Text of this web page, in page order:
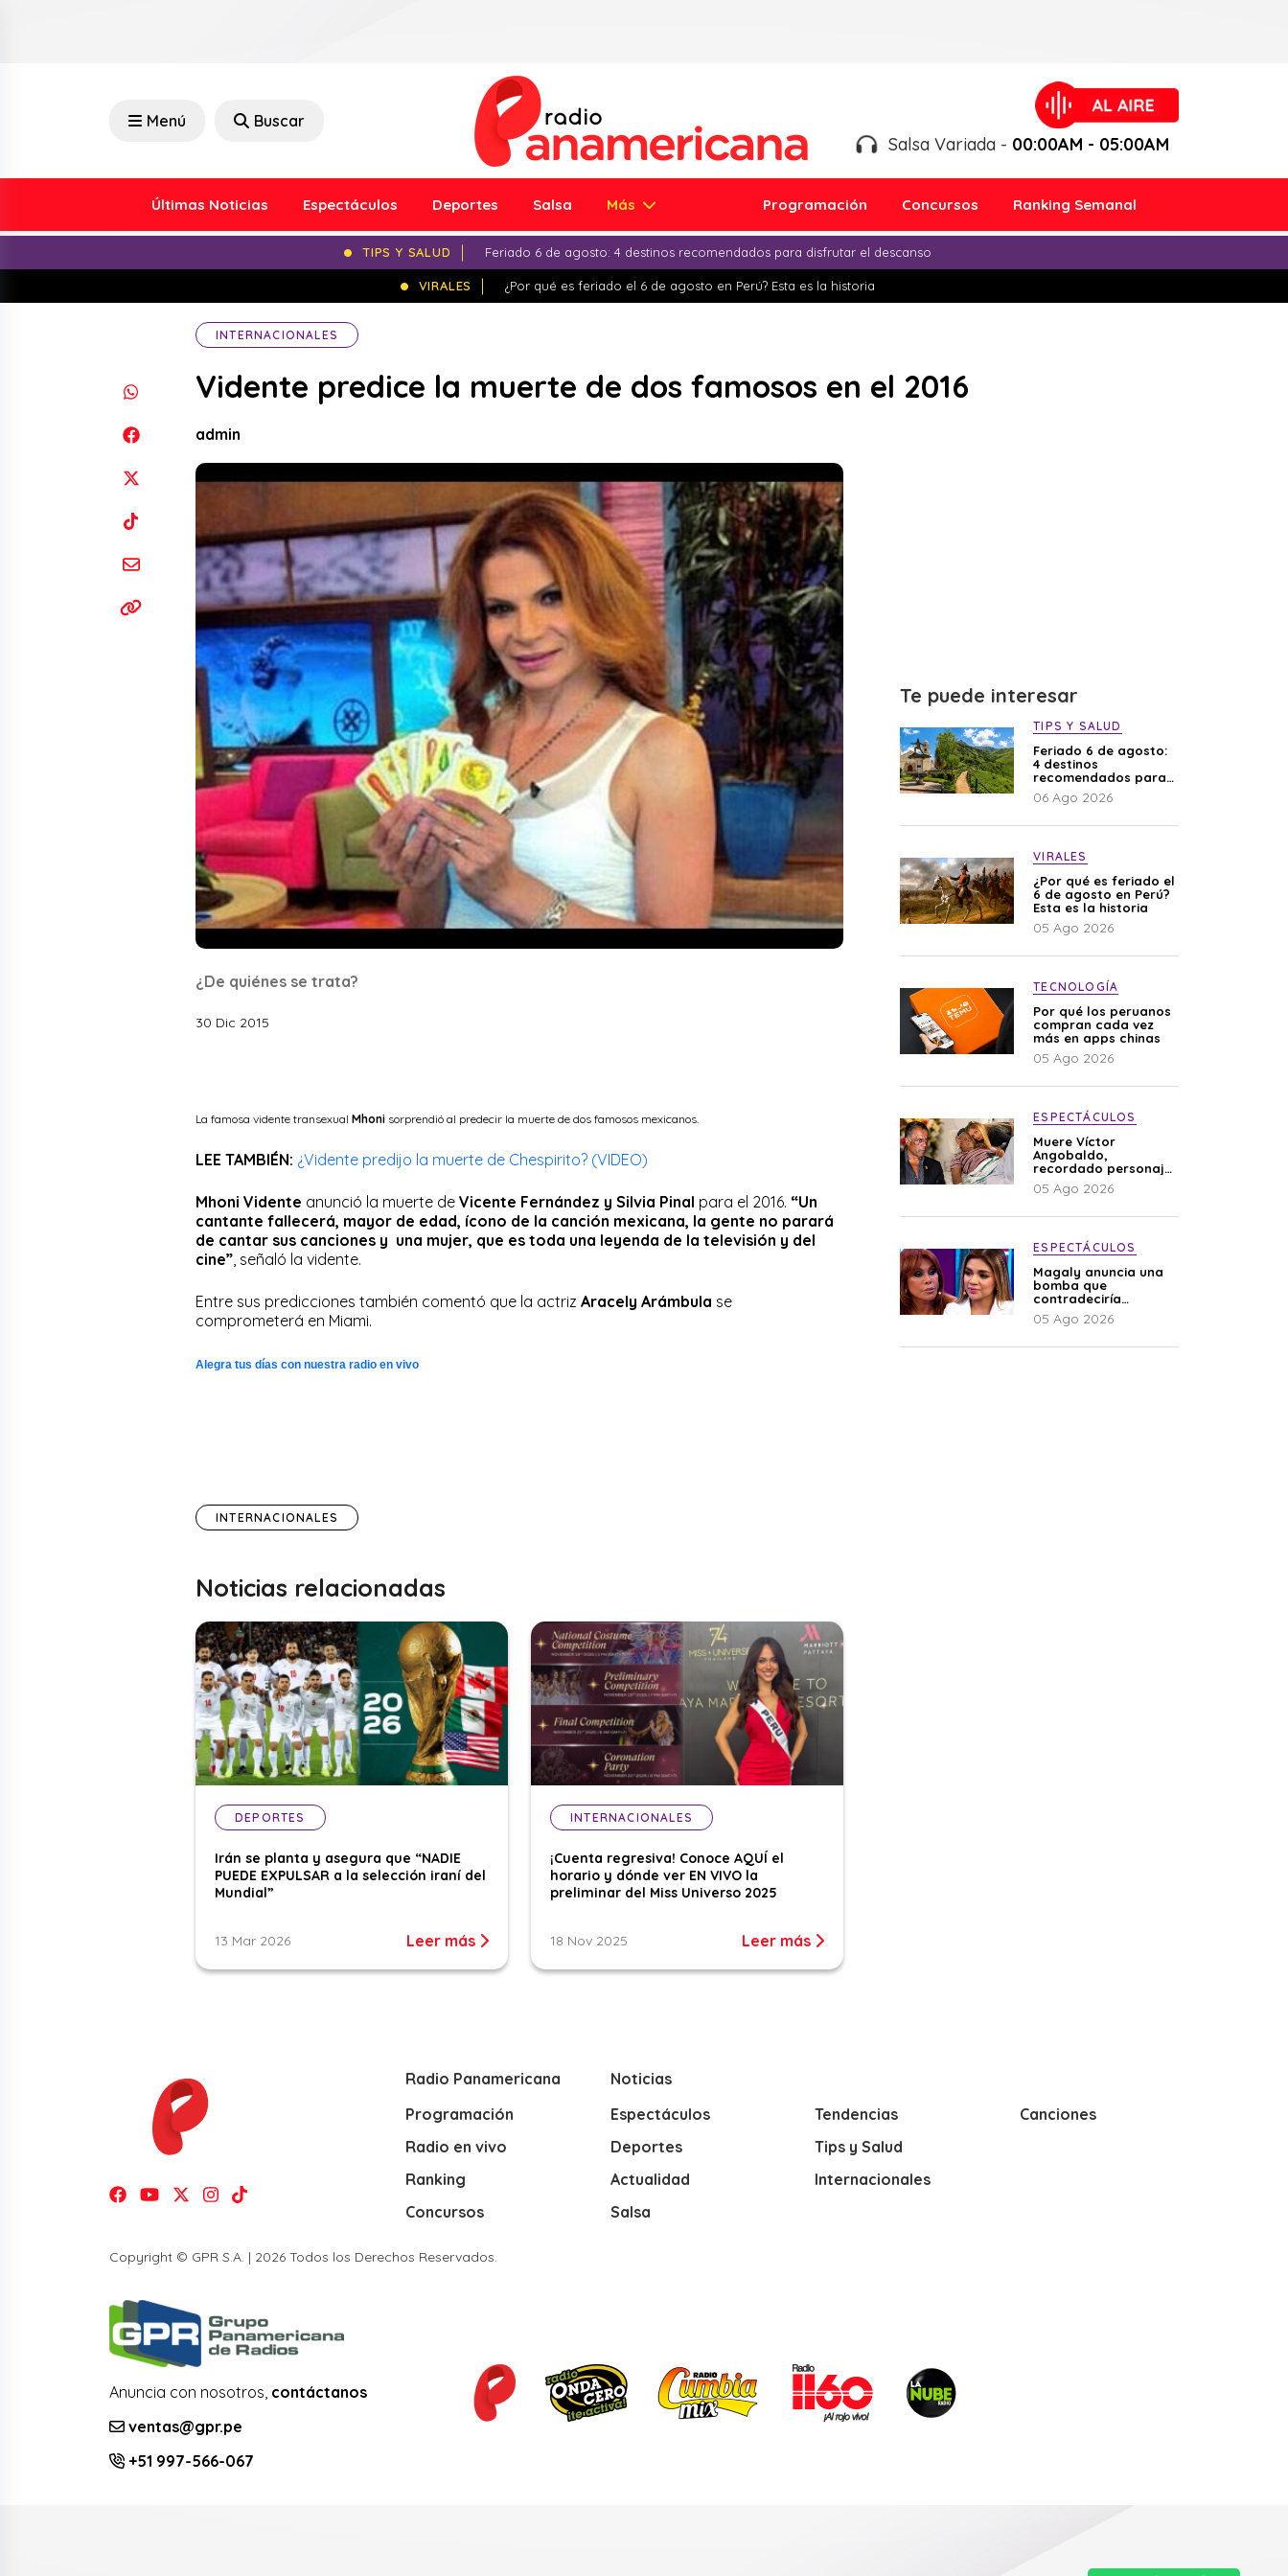
Menú Buscar
Salsa Variada - 00:00AM - 05:00AM
Últimas Noticias Espectáculos Deportes Salsa Más Programación Concursos Ranking Semanal
TIPS Y SALUD Feriado 6 de agosto: 4 destinos recomendados para disfrutar el descanso
VIRALES ¿Por qué es feriado el 6 de agosto en Perú? Esta es la historia
INTERNACIONALES
Vidente predice la muerte de dos famosos en el 2016
admin
¿De quiénes se trata?
30 Dic 2015
La famosa vidente transexual Mhoni sorprendió al predecir la muerte de dos famosos mexicanos.
LEE TAMBIÉN: ¿Vidente predijo la muerte de Chespirito? (VIDEO)
Mhoni Vidente anunció la muerte de Vicente Fernández y Silvia Pinal para el 2016. “Un
cantante fallecerá, mayor de edad, ícono de la canción mexicana, la gente no parará
de cantar sus canciones y una mujer, que es toda una leyenda de la televisión y del
cine”, señaló la vidente.
Entre sus predicciones también comentó que la actriz Aracely Arámbula se
comprometerá en Miami.
Alegra tus días con nuestra radio en vivo
INTERNACIONALES
Noticias relacionadas
DEPORTES
Irán se planta y asegura que “NADIE
PUEDE EXPULSAR a la selección iraní del
Mundial”
13 Mar 2026 Leer más
INTERNACIONALES
¡Cuenta regresiva! Conoce AQUÍ el
horario y dónde ver EN VIVO la
preliminar del Miss Universo 2025
18 Nov 2025 Leer más
Te puede interesar
TIPS Y SALUD
Feriado 6 de agosto:
4 destinos
recomendados para
disfrutar el descanso
06 Ago 2026
VIRALES
¿Por qué es feriado el
6 de agosto en Perú?
Esta es la historia
05 Ago 2026
TECNOLOGÍA
Por qué los peruanos
compran cada vez
más en apps chinas
05 Ago 2026
ESPECTÁCULOS
Muere Víctor
Angobaldo,
recordado personaje
de la farándula y
expareja de Shirley
05 Ago 2026
ESPECTÁCULOS
Magaly anuncia una
bomba que
contradeciría
comunicado de La
Bella Luz: “Hay un
05 Ago 2026
Radio Panamericana
Programación
Radio en vivo
Ranking
Concursos
Noticias
Espectáculos
Deportes
Actualidad
Salsa
Tendencias
Tips y Salud
Internacionales
Canciones
Copyright © GPR S.A. | 2026 Todos los Derechos Reservados.
Anuncia con nosotros, contáctanos
ventas@gpr.pe
+51 997-566-067